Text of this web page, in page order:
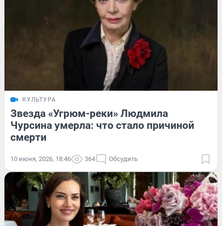
КУЛЬТУРА
Звезда «Угрюм-реки» Людмила
Чурсина умерла: что стало причиной
смерти
10 июня, 2026, 18:46 364 Обсудить